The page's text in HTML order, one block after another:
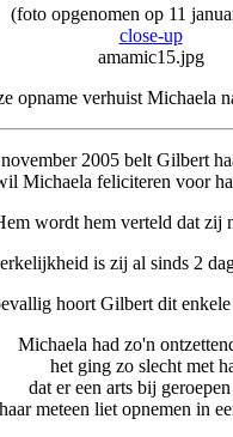
(foto opgenomen op 11
close-up
amamic15.jpg
opname verhuist Michaela
2005 belt Gilbert
Michaela feliciteren voor
wordt hem verteld dat zij
is zij al sinds 2
hoort Gilbert dit enkele
Michaela had zo'n
het ging zo slecht met
dat er een arts bij
meteen liet opnemen in